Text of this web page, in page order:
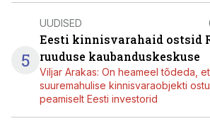
5
UUDISED
Eesti kinnisvarahaid ostsid
ruuduse kaubanduskeskuse
Viljar Arakas: On heameel tõdeda,
suuremahulise kinnisvaraobjekti
peamiselt Eesti investorid